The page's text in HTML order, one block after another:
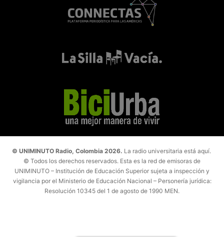
© UNIMINUTO Radio, Colombia 2026. La radio universitaria está aquí.
© Todos los derechos reservados. Esta es la red de emisoras de
UNIMINUTO – Institución de Educación Superior sujeta a inspección y
vigilancia por el Ministerio de Educación Nacional – Personería jurídica:
Resolución 10345 del 1 de agosto de 1990 MEN.